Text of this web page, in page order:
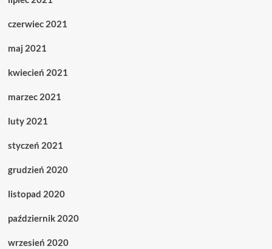
czerwiec 2021
maj 2021
kwiecień 2021
marzec 2021
luty 2021
styczeń 2021
grudzień 2020
listopad 2020
październik 2020
wrzesień 2020